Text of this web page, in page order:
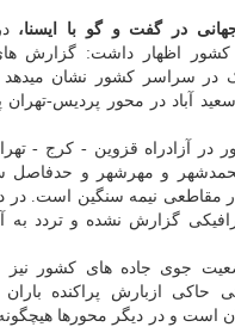
در گفت و گو با ایسنا،
کشور اظهار داشت: گزارش
در سراسر کشور نشان
آباد در محور پردیس-تهران
در آزادراه قزوین - کرج -
و مهرشهر و حدفاصل
مقاطعی نیمه سنگین است. در
گزارش نشده و تردد به
جوی جاده های کشور نیز
حاکی ازبارش پراکنده
است و در دیگر محورها